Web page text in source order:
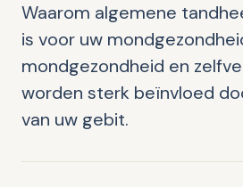
Waarom algemene
is voor uw
mondgezondheid en
worden sterk beïnvloed
van uw gebit.